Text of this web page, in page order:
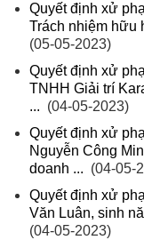
Quyết định xử
Trách nhiệm hữu
(05-05-2023)
Quyết định xử
TNHH Giải trí
... (04-05-2023)
Quyết định xử
Nguyễn Công
doanh ... (04-05-
Quyết định xử
Văn Luân, sinh
(04-05-2023)